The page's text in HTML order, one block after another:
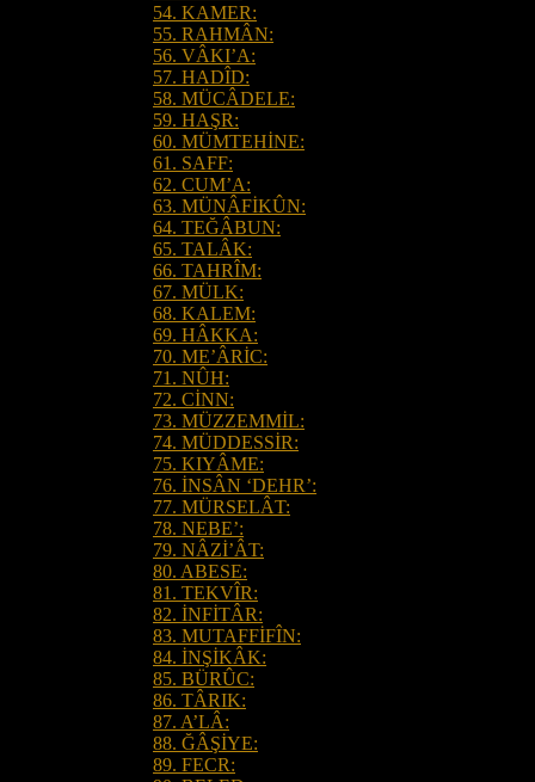
54. KAMER:
55. RAHMÂN:
56. VÂKI’A:
57. HADÎD:
58. MÜCÂDELE:
59. HAŞR:
60. MÜMTEHİNE:
61. SAFF:
62. CUM’A:
63. MÜNÂFİKÛN:
64. TEĞÂBUN:
65. TALÂK:
66. TAHRÎM:
67. MÜLK:
68. KALEM:
69. HÂKKA:
70. ME’ÂRİC:
71. NÛH:
72. CİNN:
73. MÜZZEMMİL:
74. MÜDDESSİR:
75. KIYÂME:
76. İNSÂN ‘DEHR’:
77. MÜRSELÂT:
78. NEBE’:
79. NÂZİ’ÂT:
80. ABESE:
81. TEKVÎR:
82. İNFİTÂR:
83. MUTAFFİFÎN:
84. İNŞİKÂK:
85. BÜRÛC:
86. TÂRIK:
87. A’LÂ:
88. ĞÂŞİYE:
89. FECR: